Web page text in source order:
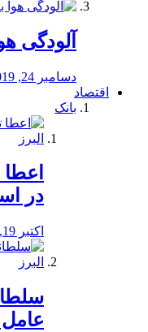
آلودگی
دسامبر 24, 2019
اقتصاد
بانک
در
اکتبر 19, 2019
عامل